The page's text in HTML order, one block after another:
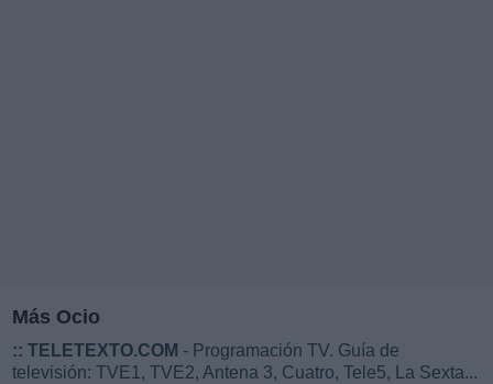
Más Ocio
:: TELETEXTO.COM - Programación TV. Guía de
televisión: TVE1, TVE2, Antena 3, Cuatro, Tele5, La Sexta...